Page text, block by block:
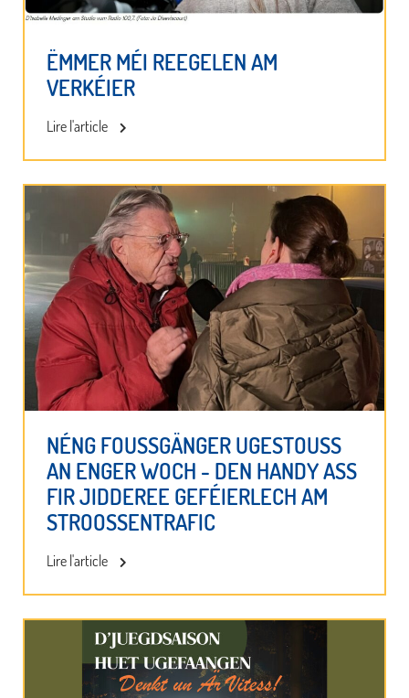
ËMMER MÉI REEGELEN AM
VERKÉIER
Lire l'article
NÉNG FOUSSGÄNGER UGESTOUSS
AN ENGER WOCH - DEN HANDY ASS
FIR JIDDEREE GEFÉIERLECH AM
STROOSSENTRAFIC
Lire l'article